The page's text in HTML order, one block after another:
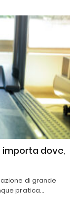
importa dove,
di grande
pratica…